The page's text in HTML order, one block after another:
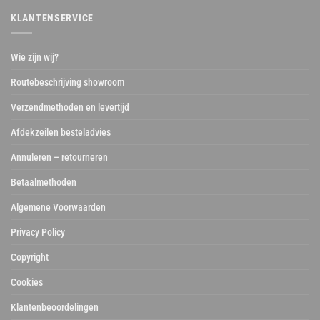
KLANTENSERVICE
Wie zijn wij?
Routebeschrijving showroom
Verzendmethoden en levertijd
Afdekzeilen besteladvies
Annuleren – retourneren
Betaalmethoden
Algemene Voorwaarden
Privacy Policy
Copyright
Cookies
Klantenbeoordelingen